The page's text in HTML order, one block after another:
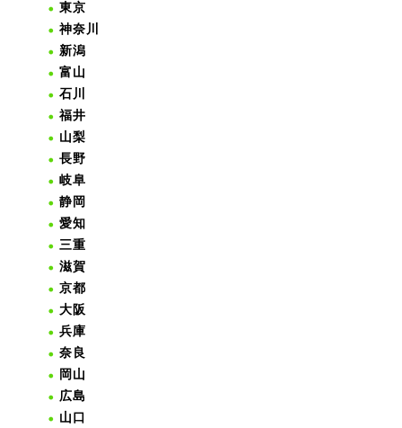
東京
神奈川
新潟
富山
石川
福井
山梨
長野
岐阜
静岡
愛知
三重
滋賀
京都
大阪
兵庫
奈良
岡山
広島
山口